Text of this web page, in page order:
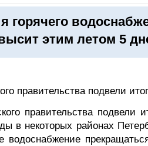
горячего
этим летом 5
правительства подвели
правительства подвели
в некоторых районах
водоснабжение